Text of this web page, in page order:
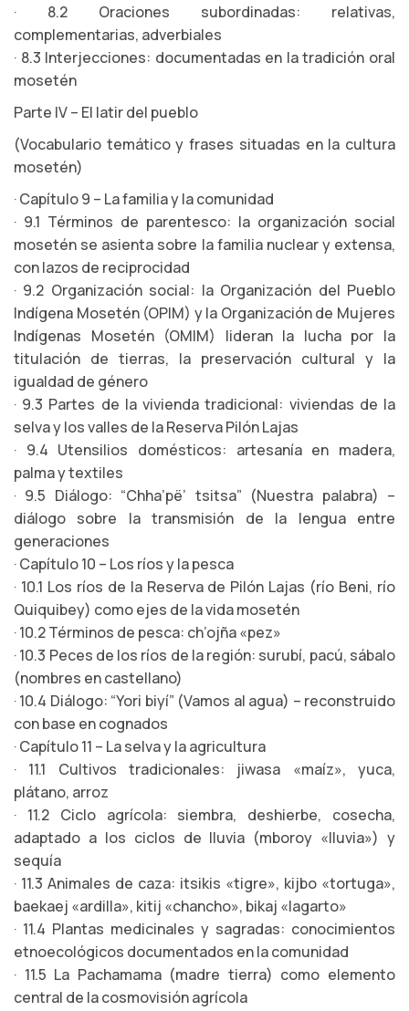
· 8.2 Oraciones subordinadas: relativas,
complementarias, adverbiales
· 8.3 Interjecciones: documentadas en la tradición oral
mosetén
Parte IV – El latir del pueblo
(Vocabulario temático y frases situadas en la cultura
mosetén)
· Capítulo 9 – La familia y la comunidad
· 9.1 Términos de parentesco: la organización social
mosetén se asienta sobre la familia nuclear y extensa,
con lazos de reciprocidad
· 9.2 Organización social: la Organización del Pueblo
Indígena Mosetén (OPIM) y la Organización de Mujeres
Indígenas Mosetén (OMIM) lideran la lucha por la
titulación de tierras, la preservación cultural y la
igualdad de género
· 9.3 Partes de la vivienda tradicional: viviendas de la
selva y los valles de la Reserva Pilón Lajas
· 9.4 Utensilios domésticos: artesanía en madera,
palma y textiles
· 9.5 Diálogo: “Chha’pë’ tsitsa” (Nuestra palabra) –
diálogo sobre la transmisión de la lengua entre
generaciones
· Capítulo 10 – Los ríos y la pesca
· 10.1 Los ríos de la Reserva de Pilón Lajas (río Beni, río
Quiquibey) como ejes de la vida mosetén
· 10.2 Términos de pesca: ch’ojña «pez»
· 10.3 Peces de los ríos de la región: surubí, pacú, sábalo
(nombres en castellano)
· 10.4 Diálogo: “Yori biyí” (Vamos al agua) – reconstruido
con base en cognados
· Capítulo 11 – La selva y la agricultura
· 11.1 Cultivos tradicionales: jiwasa «maíz», yuca,
plátano, arroz
· 11.2 Ciclo agrícola: siembra, deshierbe, cosecha,
adaptado a los ciclos de lluvia (mboroy «lluvia») y
sequía
· 11.3 Animales de caza: itsikis «tigre», kijbo «tortuga»,
baekaej «ardilla», kitij «chancho», bikaj «lagarto»
· 11.4 Plantas medicinales y sagradas: conocimientos
etnoecológicos documentados en la comunidad
· 11.5 La Pachamama (madre tierra) como elemento
central de la cosmovisión agrícola